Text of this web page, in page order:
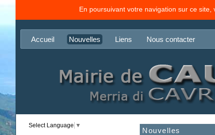
En poursuivant votre navigation sur ce
Accueil Nouvelles Liens Nous contacter
Select Language ▼
Nouvelles